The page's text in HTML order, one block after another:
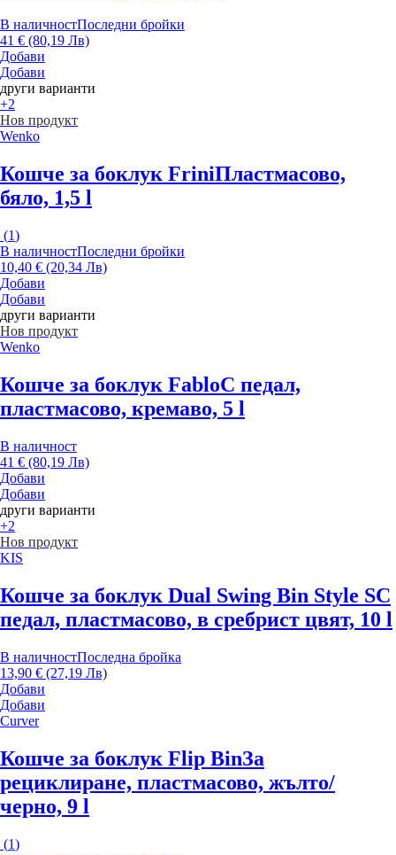
В наличностПоследни бройки
41 € (80,19 Лв)
Добави
Добави
други варианти
+2
Нов продукт
Wenko
Кошче за боклук FriniПластмасово,
бяло, 1,5 l
(1)
В наличностПоследни бройки
10,40 € (20,34 Лв)
Добави
Добави
други варианти
Нов продукт
Wenko
Кошче за боклук FabloС педал,
пластмасово, кремаво, 5 l
В наличност
41 € (80,19 Лв)
Добави
Добави
други варианти
+2
Нов продукт
KIS
Кошче за боклук Dual Swing Bin Style SС
педал, пластмасово, в сребрист цвят, 10 l
В наличностПоследна бройка
13,90 € (27,19 Лв)
Добави
Добави
Curver
Кошче за боклук Flip BinЗа
рециклиране, пластмасово, жълто/
черно, 9 l
(1)